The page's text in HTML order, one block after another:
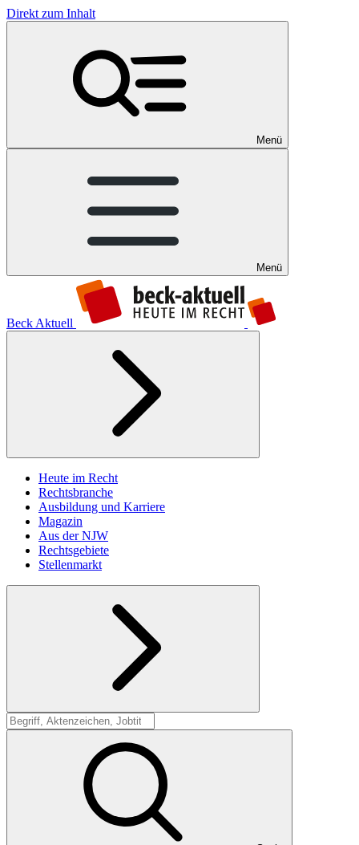
Direkt zum Inhalt
Menü
Menü
Beck Aktuell
Heute im Recht
Rechtsbranche
Ausbildung und Karriere
Magazin
Aus der NJW
Rechtsgebiete
Stellenmarkt
Suche